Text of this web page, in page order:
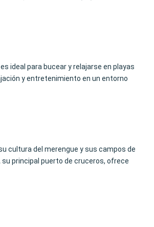
es ideal para bucear y relajarse en playas
y entretenimiento en un entorno
cultura del merengue y sus campos de
principal puerto de cruceros, ofrece